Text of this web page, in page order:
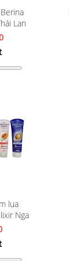
Lan
lụa
Nga